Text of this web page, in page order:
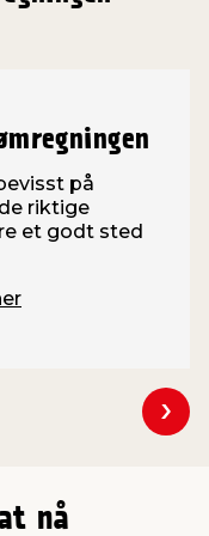
på
riktige
et godt sted
Se
nå